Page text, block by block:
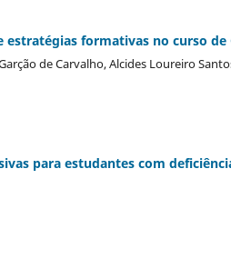
estratégias formativas no curso de
de Carvalho, Alcides Loureiro
para estudantes com